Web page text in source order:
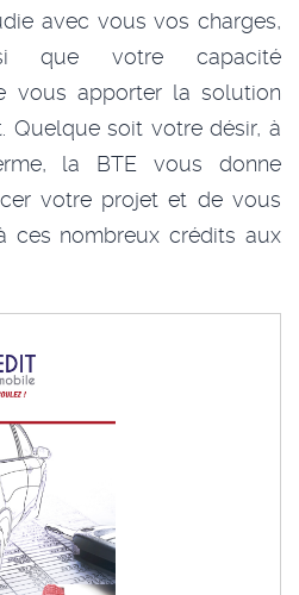
avec vous vos charges,
que votre capacité
vous apporter la solution
Quelque soit votre désir, à
la BTE vous donne
votre projet et de vous
ces nombreux crédits aux